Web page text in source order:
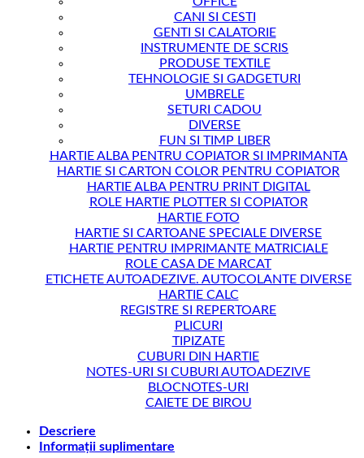
CANI SI CESTI
GENTI SI CALATORIE
INSTRUMENTE DE SCRIS
PRODUSE TEXTILE
TEHNOLOGIE SI GADGETURI
UMBRELE
SETURI CADOU
DIVERSE
FUN SI TIMP LIBER
HARTIE ALBA PENTRU COPIATOR SI IMPRIMANTA
HARTIE SI CARTON COLOR PENTRU COPIATOR
HARTIE ALBA PENTRU PRINT DIGITAL
ROLE HARTIE PLOTTER SI COPIATOR
HARTIE FOTO
HARTIE SI CARTOANE SPECIALE DIVERSE
HARTIE PENTRU IMPRIMANTE MATRICIALE
ROLE CASA DE MARCAT
ETICHETE AUTOADEZIVE. AUTOCOLANTE DIVERSE
HARTIE CALC
REGISTRE SI REPERTOARE
PLICURI
TIPIZATE
CUBURI DIN HARTIE
NOTES-URI SI CUBURI AUTOADEZIVE
BLOCNOTES-URI
CAIETE DE BIROU
Descriere
Informații suplimentare